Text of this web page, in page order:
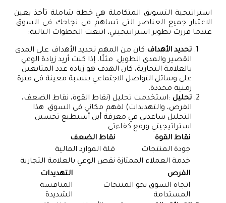
استراتيجية التسويق المتكاملة هي خطة شاملة تأخذ بعين
الاعتبار جميع العناصر التي تساهم في نجاحك في السوق.
عندما قررت تطوير استراتيجيتي، اتبعت الخطوات التالية:
تحديد الأهداف:كان من المهم تحديد الأهداف على المدى
القصير والمدى الطويل. مثلًا، إذا كنت أريد زيادة الوعي
بالعلامة التجارية، كان الهدف هو زيادة عدد المتابعين
على وسائل التواصل الاجتماعي بنسبة معينة في فترة
زمنية محددة.
تحليل :استخدمت تحليل (نقاط القوة، نقاط الضعف،
الفرص، والتهديدات) لفهم مكاني في السوق. هذا
التحليل ساعدني في معرفة أين أستطيع تحسين
استراتيجيتي ورفع كفاءتي.
نقاط القوة
نقاط الضعف
جودة المنتجات
قلة الموارد المالية
خدمة العملاء الممتازة نقص الوعي بالعلامة التجارية
الفرص
التهديدات
اتجاه السوق نحو المنتجات
المستدامة
المنافسة
الشديدة